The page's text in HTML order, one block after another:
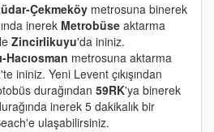
Çekmeköy metrosuna binerek
inerek Metrobüse aktarma
Zincirlikuyu'da ininiz.
Hacıosman metrosuna aktarma
'te ininiz. Yeni Levent çıkışından
durağından 59RK'ya binerek
inerek 5 dakikalık bir
ulaşabilirsiniz.